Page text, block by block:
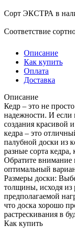
Сорт ЭКСТРА в
Соответствие
Описание
Как купить
Оплата
Доставка
Описание
Кедр – это не
надежности. И если
создания красивой
кедра – это
палубной доски из
разные сорта кедра,
Обратите внимание
оптимальный
Размеры доски:
толщины, исходя из
предполагаемой
что доска хорошо
растрескивания в
Как купить